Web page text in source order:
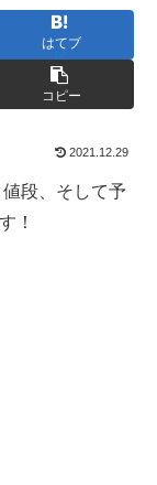
はてブ
コピー
2021.12.29
段、そして予
！